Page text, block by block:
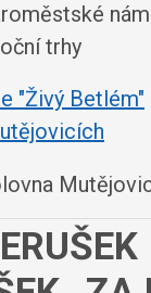
trhy
"Živý Betlém"